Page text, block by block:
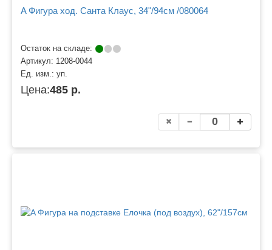
A Фигура ход. Санта Клаус, 34"/94см /080064
Остаток на складе:
Артикул: 1208-0044
Ед. изм.: уп.
Цена:485 р.